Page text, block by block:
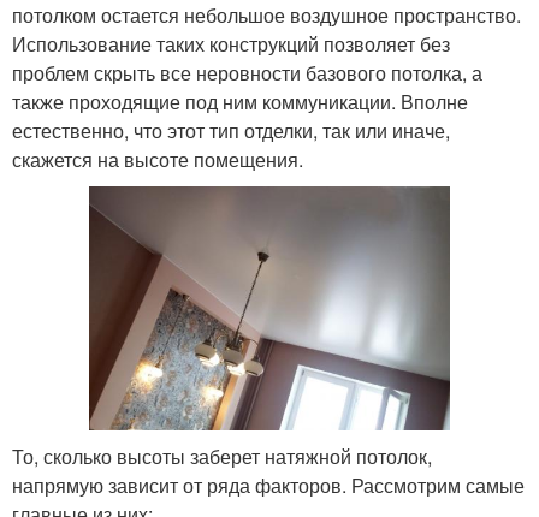
потолком остается небольшое воздушное пространство.
Использование таких конструкций позволяет без
проблем скрыть все неровности базового потолка, а
также проходящие под ним коммуникации. Вполне
естественно, что этот тип отделки, так или иначе,
скажется на высоте помещения.
То, сколько высоты заберет натяжной потолок,
напрямую зависит от ряда факторов. Рассмотрим самые